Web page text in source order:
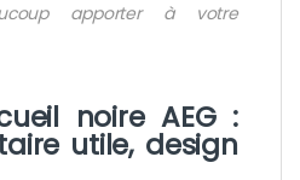
apporter à votre
noire AEG :
utile, design